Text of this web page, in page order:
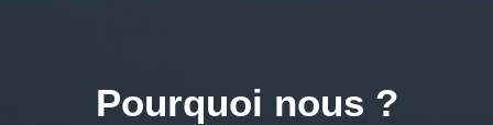
Pourquoi nous ?